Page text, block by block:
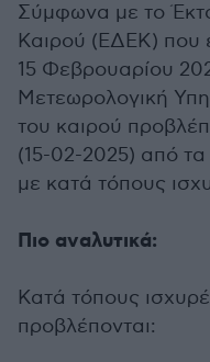
Σύμφωνα με το
Καιρού (ΕΔΕΚ) που
15 Φεβρουαρίου
Μετεωρολογική
του καιρού
(15-02-2025) από τα
με κατά τόπους
Πιο αναλυτικά:
Κατά τόπους
προβλέπονται: